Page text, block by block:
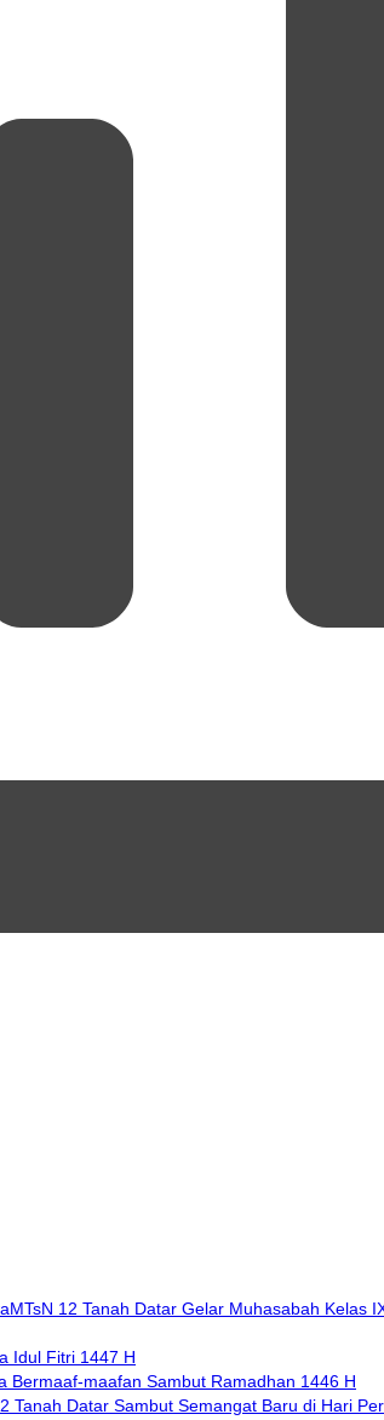
MTsN 12 Tanah Datar Gelar Muhasabah Kelas
Idul Fitri 1447 H
Bermaaf-maafan Sambut Ramadhan 1446 H
Tanah Datar Sambut Semangat Baru di Hari